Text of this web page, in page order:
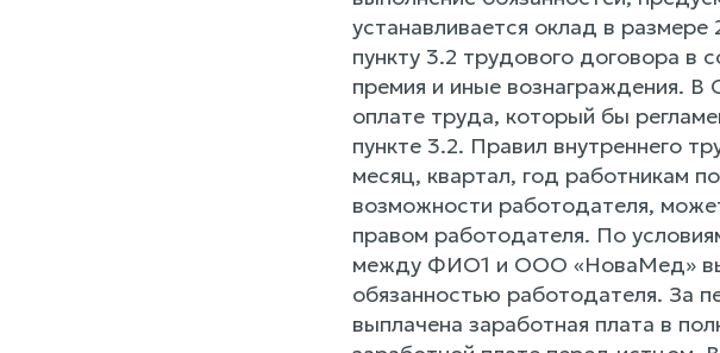
устанавливается оклад в
пункту 3.2 трудового договора в
премия и иные вознаграждения.
оплате труда, который бы
пункте 3.2. Правил внутреннего
месяц, квартал, год работникам
возможности работодателя,
правом работодателя. По
между ФИО1 и ООО «НоваМед»
обязанностью работодателя.
выплачена заработная плата в